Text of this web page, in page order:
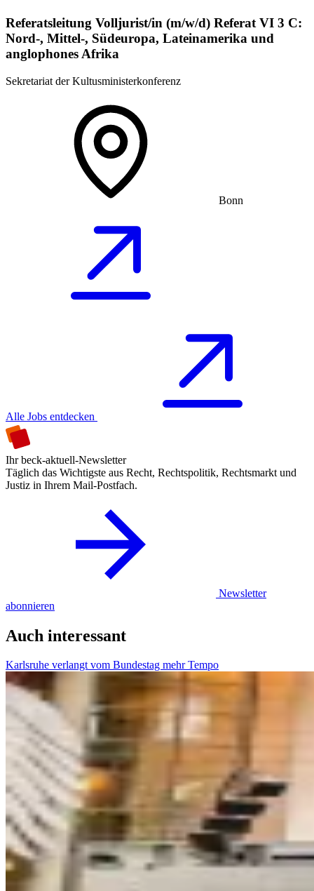
Referatsleitung Volljurist/in (m/w/d) Referat VI 3 C:
Nord-, Mittel-, Südeuropa, Lateinamerika und
anglophones Afrika
Sekretariat der Kultusministerkonferenz
Bonn
Alle Jobs entdecken
Ihr beck-aktuell-Newsletter
Täglich das Wichtigste aus Recht, Rechtspolitik, Rechtsmarkt und
Justiz in Ihrem Mail-Postfach.
Newsletter
abonnieren
Auch interessant
Karlsruhe verlangt vom Bundestag mehr Tempo